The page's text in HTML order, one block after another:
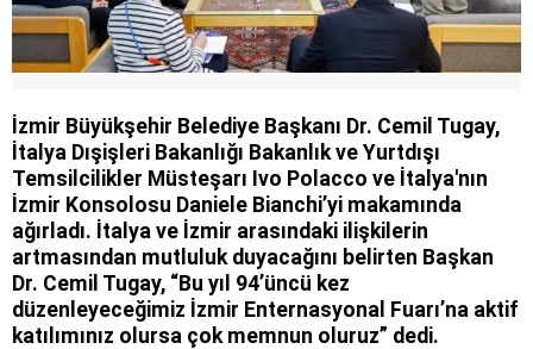
İzmir Büyükşehir Belediye Başkanı Dr. Cemil Tugay,
İtalya Dışişleri Bakanlığı Bakanlık ve Yurtdışı
Temsilcilikler Müsteşarı Ivo Polacco ve İtalya'nın
İzmir Konsolosu Daniele Bianchi’yi makamında
ağırladı. İtalya ve İzmir arasındaki ilişkilerin
artmasından mutluluk duyacağını belirten Başkan
Dr. Cemil Tugay, “Bu yıl 94’üncü kez
düzenleyeceğimiz İzmir Enternasyonal Fuarı’na aktif
katılımınız olursa çok memnun oluruz” dedi.